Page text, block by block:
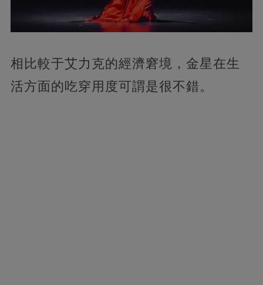
相比較于艾力克的經濟窘境，金星在生
活方面的吃穿用度可謂是很不錯。